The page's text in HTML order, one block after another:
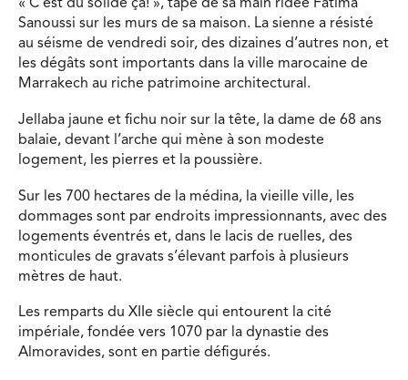
« C’est du solide ça! », tape de sa main ridée Fatima
Sanoussi sur les murs de sa maison. La sienne a résisté
au séisme de vendredi soir, des dizaines d’autres non, et
les dégâts sont importants dans la ville marocaine de
Marrakech au riche patrimoine architectural.
Jellaba jaune et fichu noir sur la tête, la dame de 68 ans
balaie, devant l’arche qui mène à son modeste
logement, les pierres et la poussière.
Sur les 700 hectares de la médina, la vieille ville, les
dommages sont par endroits impressionnants, avec des
logements éventrés et, dans le lacis de ruelles, des
monticules de gravats s’élevant parfois à plusieurs
mètres de haut.
Les remparts du XIIe siècle qui entourent la cité
impériale, fondée vers 1070 par la dynastie des
Almoravides, sont en partie défigurés.